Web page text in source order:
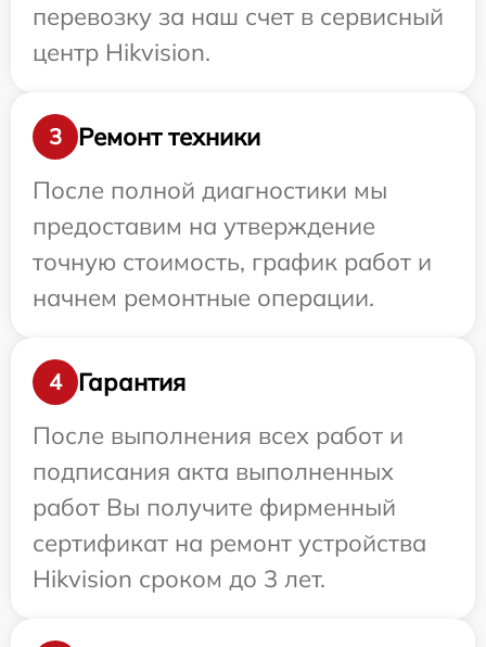
перевозку за наш счет в сервисный
центр Hikvision.
3
Ремонт техники
После полной диагностики мы
предоставим на утверждение
точную стоимость, график работ и
начнем ремонтные операции.
4
Гарантия
После выполнения всех работ и
подписания акта выполненных
работ Вы получите фирменный
сертификат на ремонт устройства
Hikvision сроком до 3 лет.